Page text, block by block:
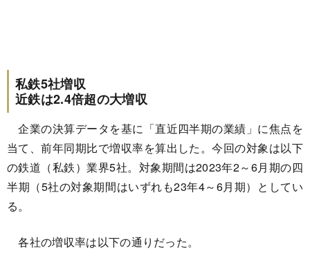
私鉄5社増収
近鉄は2.4倍超の大増収
企業の決算データを基に「直近四半期の業績」に焦点を
当て、前年同期比で増収率を算出した。今回の対象は以下
の鉄道（私鉄）業界5社。対象期間は2023年2～6月期の四
半期（5社の対象期間はいずれも23年4～6月期）としてい
る。
各社の増収率は以下の通りだった。